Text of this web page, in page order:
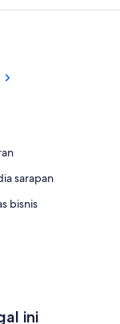
sarapan
bisnis
ini